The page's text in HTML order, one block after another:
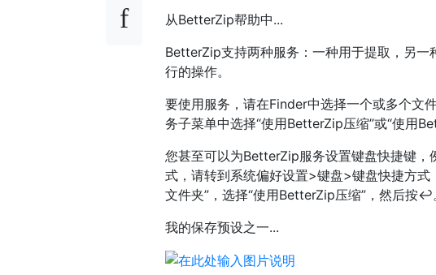
从BetterZip帮助中...
BetterZip支持两种服务：一种用于提取，另
行的操作。
要使用服务，请在Finder中选择一个或多个文
务子菜单中选择“使用BetterZip压缩”或“使用
您甚至可以为BetterZip服务设置键盘快捷键
式，请转到系统偏好设置>键盘>键盘快捷方
文件夹”，选择“使用BetterZip压缩”，然后按
我的保存预设之一...